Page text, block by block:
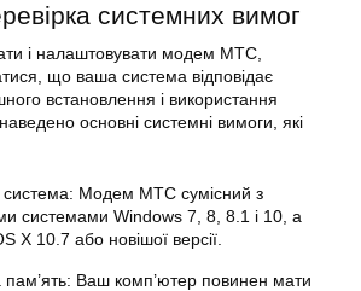
системних вимог
і налаштовувати модем МТС,
що ваша система відповідає
встановлення і використання
основні системні вимоги, які
система: Модем МТС сумісний з
системами Windows 7, 8, 8.1 і 10, а
X 10.7 або новішої версії.
Ваш комп’ютер повинен мати